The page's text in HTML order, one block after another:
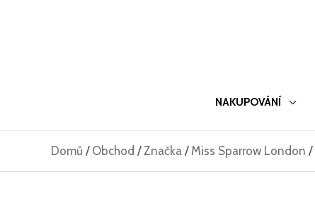
NAKUPOVÁNÍ
Domů / Obchod /Značka / Miss Sparrow London /